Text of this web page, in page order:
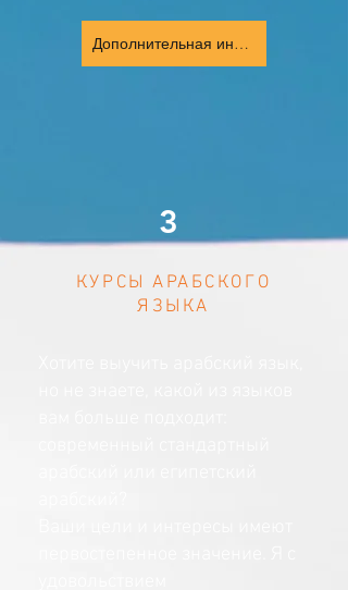
Дополнительная информация
3
КУРСЫ АРАБСКОГО
ЯЗЫКА